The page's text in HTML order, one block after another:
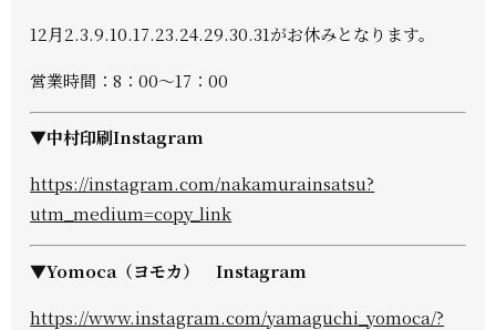
12月2.3.9.10.17.23.24.29.30.31がお休みとなります。
営業時間：8：00～17：00
▼中村印刷Instagram
https://instagram.com/nakamurainsatsu?
utm_medium=copy_link
▼Yomoca（ヨモカ） Instagram
https://www.instagram.com/yamaguchi_yomoca/?